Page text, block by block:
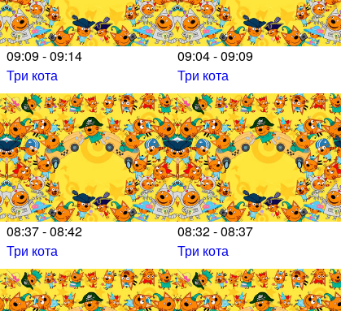
09:09 - 09:14
Три кота
09:04 - 09:09
Три кота
08:37 - 08:42
Три кота
08:32 - 08:37
Три кота